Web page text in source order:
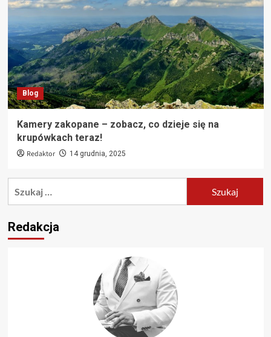
Blog
Kamery zakopane – zobacz, co dzieje się na
krupówkach teraz!
Redaktor 14 grudnia, 2025
Redakcja